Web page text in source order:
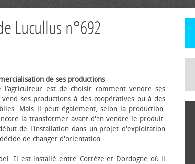
Lucullus n°692
de ses productions
l’agriculteur est de choisir comment vendre ses
ses productions à des coopératives ou à des
Mais il peut également, selon la production,
la transformer avant d'en vendre le produit.
de l'installation dans un projet d'exploitation
de changer d'orientation.
Il est installé entre Corrèze et Dordogne où il